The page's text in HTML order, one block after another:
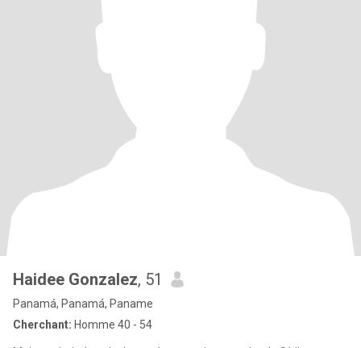
Haidee Gonzalez, 51
Panamá, Panamá, Paname
Cherchant: Homme 40 - 54